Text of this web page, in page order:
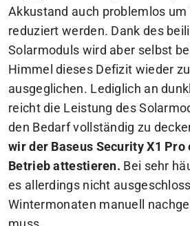
Akkustand auch problemlos um
reduziert werden. Dank des
Solarmoduls wird aber selbst
Himmel dieses Defizit wieder
ausgeglichen. Lediglich an
reicht die Leistung des
den Bedarf vollständig zu
wir der Baseus Security X1
Betrieb attestieren. Bei sehr
es allerdings nicht
Wintermonaten manuell